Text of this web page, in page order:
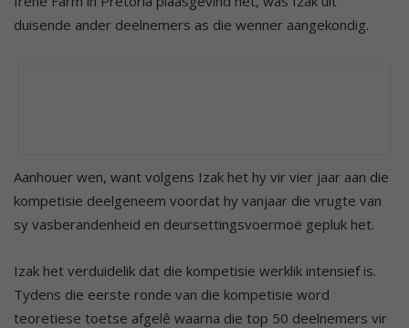
duisende ander deelnemers as die wenner aangekondig.
Aanhouer wen, want volgens Izak het hy vir vier jaar aan die
kompetisie deelgeneem voordat hy vanjaar die vrugte van
sy vasberandenheid en deursettingsvoermoë gepluk het.
Izak het verduidelik dat die kompetisie werklik intensief is.
Tydens die eerste ronde van die kompetisie word
teoretiese toetse afgelê waarna die top 50 deelnemers vir